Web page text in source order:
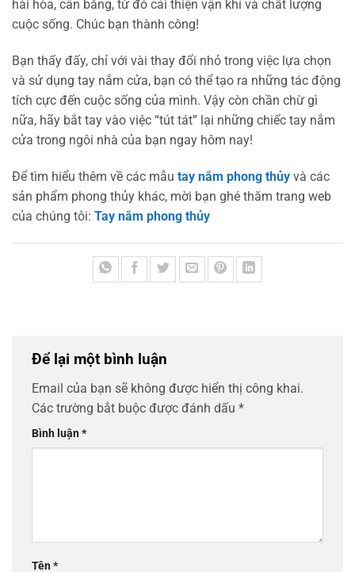
hài hòa, cân bằng, từ đó cải thiện vận khí và chất lượng
cuộc sống. Chúc bạn thành công!
Bạn thấy đấy, chỉ với vài thay đổi nhỏ trong việc lựa chọn
và sử dụng tay nắm cửa, bạn có thể tạo ra những tác động
tích cực đến cuộc sống của mình. Vậy còn chần chừ gì
nữa, hãy bắt tay vào việc “tút tát” lại những chiếc tay nắm
cửa trong ngôi nhà của bạn ngay hôm nay!
Để tìm hiểu thêm về các mẫu tay nắm phong thủy và các
sản phẩm phong thủy khác, mời bạn ghé thăm trang web
của chúng tôi: Tay nắm phong thủy
Để lại một bình luận
Email của bạn sẽ không được hiển thị công khai.
Các trường bắt buộc được đánh dấu *
Bình luận*
Tên*